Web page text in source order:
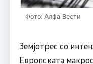
Фото: Алфа Вести
Земјотрес со
Европската